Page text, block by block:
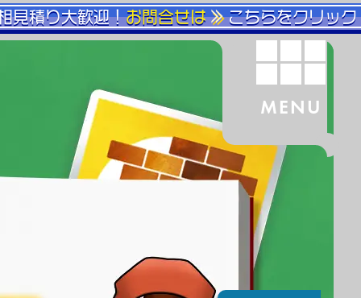
見積り大歓迎！お問合せは こちらをクリック
MENU